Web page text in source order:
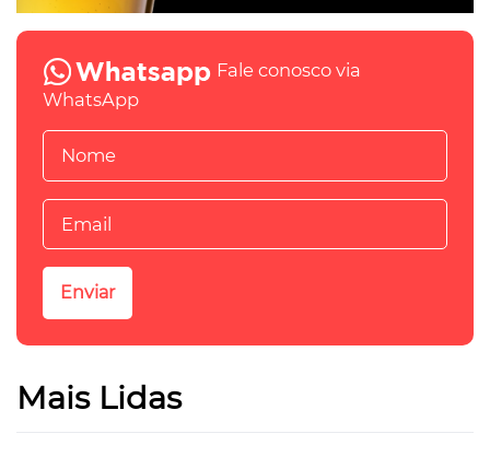
Fale conosco via
WhatsApp
Mais Lidas